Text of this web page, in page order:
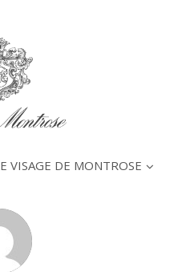
VISAGE DE MONTROSE